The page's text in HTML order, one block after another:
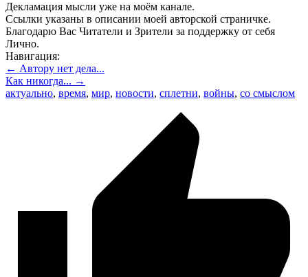
Декламация мысли уже на моём канале.
Ссылки указаны в описании моей авторской страничке.
Благодарю Вас Читатели и Зрители за поддержку от себя
Лично.
Навигация:
← Автору нет дела...
Как никогда... →
актуально, время, мир, новости, сплетни, войны, со смыслом